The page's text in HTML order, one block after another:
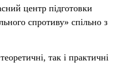
центр підготовки
спротиву» спільно з
так і практичні